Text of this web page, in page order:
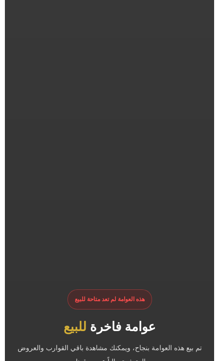
هذه العوامة لم تعد متاحة للبيع
عوامة فاخرة للبيع
تم بيع هذه العوامة بنجاح، ويمكنك مشاهدة باقي القوارب والعروض